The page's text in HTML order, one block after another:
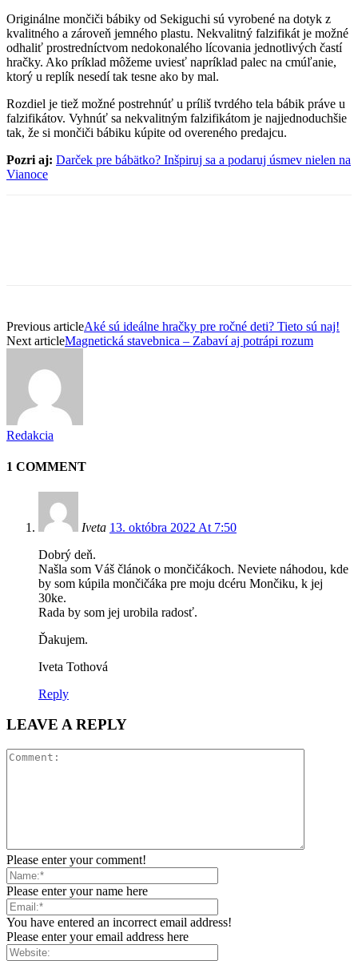
Originálne mončiči bábiky od Sekiguchi sú vyrobené na dotyk z
kvalitného a zároveň jemného plastu. Nekvalitný falzifikát je možné
odhaliť prostredníctvom nedokonalého lícovania jednotlivých častí
hračky. Ako príklad môžeme uviesť napríklad palec na cmúľanie,
ktorý u replík nesedí tak tesne ako by mal.
Rozdiel je tiež možné postrehnúť u príliš tvrdého tela bábik práve u
falzifikátov. Vyhnúť sa nekvalitným falzifikátom je najjednoduchšie
tak, že si mončiči bábiku kúpite od overeného predajcu.
Pozri aj: Darček pre bábätko? Inšpiruj sa a podaruj úsmev nielen na
Vianoce
Previous articleAké sú ideálne hračky pre ročné deti? Tieto sú naj!
Next articleMagnetická stavebnica – Zabaví aj potrápi rozum
Redakcia
1 COMMENT
Iveta 13. októbra 2022 At 7:50
Dobrý deň.
Našla som Váš článok o mončičákoch. Neviete náhodou, kde
by som kúpila mončičáka pre moju dcéru Mončiku, k jej
30ke.
Rada by som jej urobila radosť.
Ďakujem.
Iveta Tothová
Reply
LEAVE A REPLY
Please enter your comment!
Please enter your name here
You have entered an incorrect email address!
Please enter your email address here